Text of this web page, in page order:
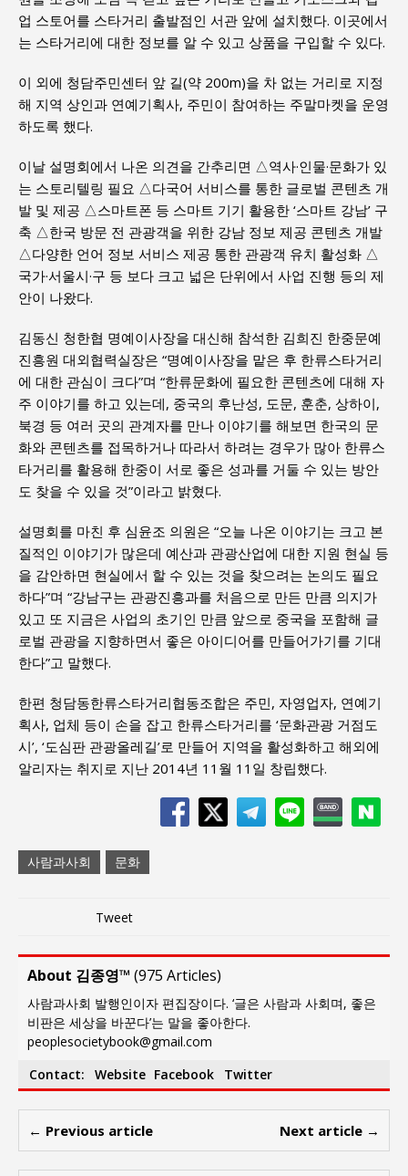
업 스토어를 스타거리 출발점인 서관 앞에 설치했다. 이곳에서
는 스타거리에 대한 정보를 알 수 있고 상품을 구입할 수 있다.
이 외에 청담주민센터 앞 길(약 200m)을 차 없는 거리로 지정
해 지역 상인과 연예기획사, 주민이 참여하는 주말마켓을 운영
하도록 했다.
이날 설명회에서 나온 의견을 간추리면 △역사·인물·문화가 있
는 스토리텔링 필요 △다국어 서비스를 통한 글로벌 콘텐츠 개
발 및 제공 △스마트폰 등 스마트 기기 활용한 ‘스마트 강남’ 구
축 △한국 방문 전 관광객을 위한 강남 정보 제공 콘텐츠 개발
△다양한 언어 정보 서비스 제공 통한 관광객 유치 활성화 △
국가·서울시·구 등 보다 크고 넓은 단위에서 사업 진행 등의 제
안이 나왔다.
김동신 청한협 명예이사장을 대신해 참석한 김희진 한중문예
진흥원 대외협력실장은 “명예이사장을 맡은 후 한류스타거리
에 대한 관심이 크다”며 “한류문화에 필요한 콘텐츠에 대해 자
주 이야기를 하고 있는데, 중국의 후난성, 도문, 훈춘, 상하이,
북경 등 여러 곳의 관계자를 만나 이야기를 해보면 한국의 문
화와 콘텐츠를 접목하거나 따라서 하려는 경우가 많아 한류스
타거리를 활용해 한중이 서로 좋은 성과를 거둘 수 있는 방안
도 찾을 수 있을 것”이라고 밝혔다.
설명회를 마친 후 심윤조 의원은 “오늘 나온 이야기는 크고 본
질적인 이야기가 많은데 예산과 관광산업에 대한 지원 현실 등
을 감안하면 현실에서 할 수 있는 것을 찾으려는 논의도 필요
하다”며 “강남구는 관광진흥과를 처음으로 만든 만큼 의지가
있고 또 지금은 사업의 초기인 만큼 앞으로 중국을 포함해 글
로벌 관광을 지향하면서 좋은 아이디어를 만들어가기를 기대
한다”고 말했다.
한편 청담동한류스타거리협동조합은 주민, 자영업자, 연예기
획사, 업체 등이 손을 잡고 한류스타거리를 ‘문화관광 거점도
시’, ‘도심판 관광올레길’로 만들어 지역을 활성화하고 해외에
알리자는 취지로 지난 2014년 11월 11일 창립했다.
사람과사회 문화
Tweet
About 김종영™ (975 Articles)
사람과사회 발행인이자 편집장이다. ‘글은 사람과 사회며, 좋은
비판은 세상을 바꾼다’는 말을 좋아한다.
peoplesocietybook@gmail.com
Contact:
Website Facebook Twitter
← Previous article Next article →